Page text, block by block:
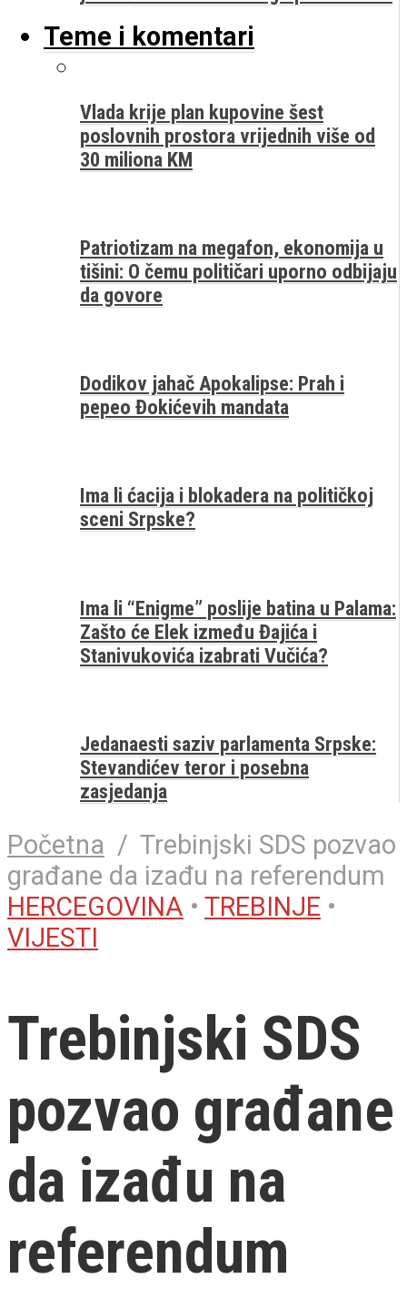
Teme i komentari
Vlada krije plan kupovine šest
poslovnih prostora vrijednih više od
30 miliona KM
Patriotizam na megafon, ekonomija u
tišini: O čemu političari uporno odbijaju
da govore
Dodikov jahač Apokalipse: Prah i
pepeo Đokićevih mandata
Ima li ćacija i blokadera na političkoj
sceni Srpske?
Ima li “Enigme” poslije batina u Palama:
Zašto će Elek između Đajića i
Stanivukovića izabrati Vučića?
Jedanaesti saziv parlamenta Srpske:
Stevandićev teror i posebna
zasjedanja
Početna / Trebinjski SDS pozvao
građane da izađu na referendum
HERCEGOVINA • TREBINJE •
VIJESTI
Trebinjski SDS
pozvao građane
da izađu na
referendum